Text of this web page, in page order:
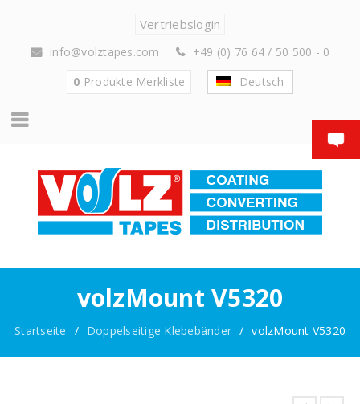
Vertriebslogin
info@volztapes.com
+49 (0) 76 64 / 50 500 - 0
0 Produkte Merkliste Deutsch
volzMount V5320
Startseite / Doppelseitige Klebebänder / volzMount V5320